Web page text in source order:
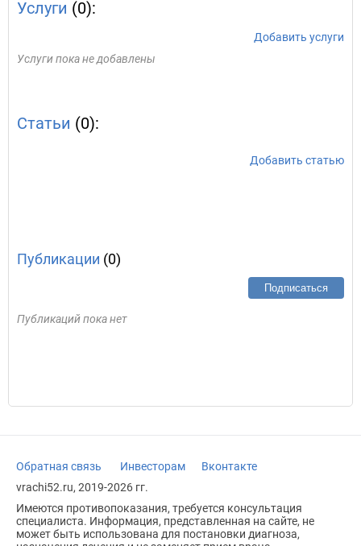
Услуги (0):
Добавить услуги
Услуги пока не добавлены
Статьи (0):
Добавить статью
Публикации (0)
Подписаться
Публикаций пока нет
Обратная связь Инвесторам
Вконтакте
vrachi52.ru, 2019-2026 гг.
Имеются противопоказания, требуется консультация
специалиста. Информация, представленная на сайте, не
может быть использована для постановки диагноза,